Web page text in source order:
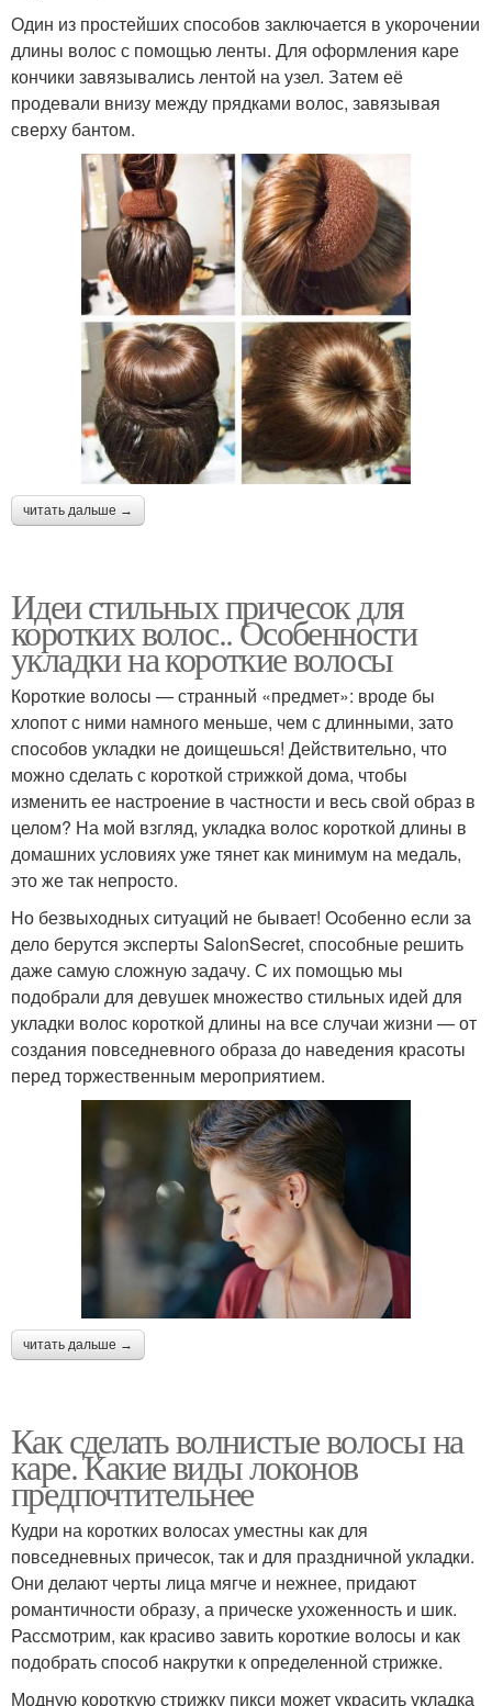
Один из простейших способов заключается в укорочении
длины волос с помощью ленты. Для оформления каре
кончики завязывались лентой на узел. Затем её
продевали внизу между прядками волос, завязывая
сверху бантом.
читать дальше →
Идеи стильных причесок для
коротких волос.. Особенности
укладки на короткие волосы
Короткие волосы — странный «предмет»: вроде бы
хлопот с ними намного меньше, чем с длинными, зато
способов укладки не доищешься! Действительно, что
можно сделать с короткой стрижкой дома, чтобы
изменить ее настроение в частности и весь свой образ в
целом? На мой взгляд, укладка волос короткой длины в
домашних условиях уже тянет как минимум на медаль,
это же так непросто.
Но безвыходных ситуаций не бывает! Особенно если за
дело берутся эксперты SalonSecret, способные решить
даже самую сложную задачу. С их помощью мы
подобрали для девушек множество стильных идей для
укладки волос короткой длины на все случаи жизни — от
создания повседневного образа до наведения красоты
перед торжественным мероприятием.
читать дальше →
Как сделать волнистые волосы на
каре. Какие виды локонов
предпочтительнее
Кудри на коротких волосах уместны как для
повседневных причесок, так и для праздничной укладки.
Они делают черты лица мягче и нежнее, придают
романтичности образу, а прическе ухоженность и шик.
Рассмотрим, как красиво завить короткие волосы и как
подобрать способ накрутки к определенной стрижке.
Модную короткую стрижку пикси может украсить укладка